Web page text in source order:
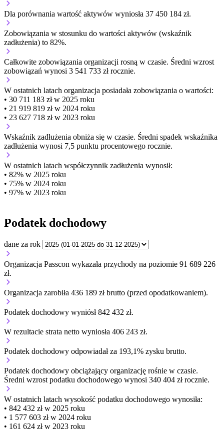
Dla porównania wartość aktywów wyniosła 37 450 184 zł.
Zobowiązania w stosunku do wartości aktywów (wskaźnik
zadłużenia) to 82%.
Całkowite zobowiązania organizacji rosną w czasie. Średni wzrost
zobowiązań wynosi 3 541 733 zł rocznie.
W ostatnich latach organizacja posiadała zobowiązania o wartości:
• 30 711 183 zł w 2025 roku
• 21 919 819 zł w 2024 roku
• 23 627 718 zł w 2023 roku
Wskaźnik zadłużenia obniża się w czasie. Średni spadek wskaźnika
zadłużenia wynosi 7,5 punktu procentowego rocznie.
W ostatnich latach współczynnik zadłużenia wynosił:
• 82% w 2025 roku
• 75% w 2024 roku
• 97% w 2023 roku
Podatek dochodowy
dane za rok
Organizacja Passcon wykazała przychody na poziomie 91 689 226
zł.
Organizacja zarobiła 436 189 zł brutto (przed opodatkowaniem).
Podatek dochodowy wyniósł 842 432 zł.
W rezultacie strata netto wyniosła 406 243 zł.
Podatek dochodowy odpowiadał za 193,1% zysku brutto.
Podatek dochodowy obciążający organizację rośnie w czasie.
Średni wzrost podatku dochodowego wynosi 340 404 zł rocznie.
W ostatnich latach wysokość podatku dochodowego wynosiła:
• 842 432 zł w 2025 roku
• 1 577 603 zł w 2024 roku
• 161 624 zł w 2023 roku